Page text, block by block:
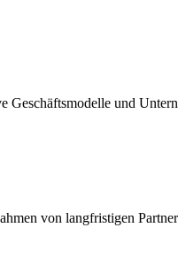
und
von langfristigen